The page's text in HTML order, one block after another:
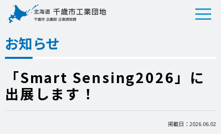
お知らせ
「Smart Sensing2026」に
出展します！
掲載日：2026.06.02